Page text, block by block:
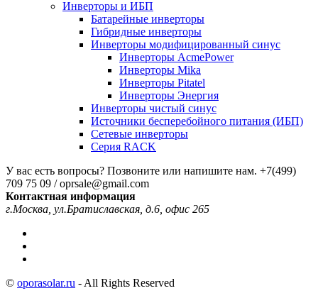
Инверторы и ИБП
Батарейные инверторы
Гибридные инверторы
Инверторы модифицированный синус
Инверторы AcmePower
Инверторы Mika
Инверторы Pitatel
Инверторы Энергия
Инверторы чистый синус
Источники бесперебойного питания (ИБП)
Сетевые инверторы
Серия RACK
У вас есть вопросы? Позвоните или напишите нам. +7(499)
709 75 09 / oprsale@gmail.com
Контактная информация
г.Москва, ул.Братиславская, д.6, офис 265
© oporasolar.ru - All Rights Reserved